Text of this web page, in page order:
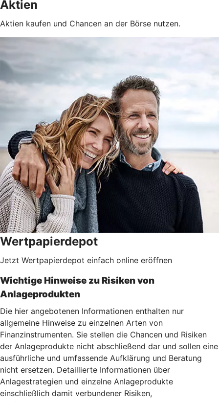
Aktien
Aktien kaufen und Chancen an der Börse nutzen.
Wertpapierdepot
Jetzt Wertpapierdepot einfach online eröffnen
Wichtige Hinweise zu Risiken von
Anlageprodukten
Die hier angebotenen Informationen enthalten nur
allgemeine Hinweise zu einzelnen Arten von
Finanzinstrumenten. Sie stellen die Chancen und Risiken
der Anlageprodukte nicht abschließend dar und sollen eine
ausführliche und umfassende Aufklärung und Beratung
nicht ersetzen. Detaillierte Informationen über
Anlagestrategien und einzelne Anlageprodukte
einschließlich damit verbundener Risiken,